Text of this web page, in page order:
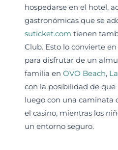
hospedarse en el hotel,
gastronómicas que se
suticket.com tienen
Club. Esto lo convierte
para disfrutar de un
familia en OVO Beach,
con la posibilidad de que
luego con una caminata
el casino, mientras los
un entorno seguro.